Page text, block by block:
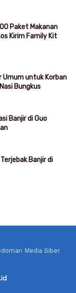
Paket Makanan
Kirim Family Kit
Umum untuk Korban
Bungkus
Banjir di Guo
Banjir di
Media Siber